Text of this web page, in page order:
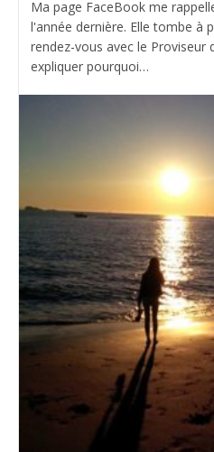
Ma page FaceBook me
l'année dernière. Elle tombe à
rendez-vous avec le Proviseur
expliquer pourquoi…